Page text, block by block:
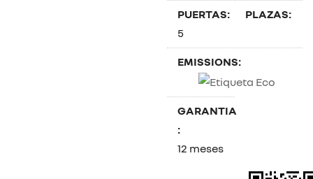
PUERTAS:
5
PLAZAS:
EMISSIONS:
GARANTIA
:
12 meses